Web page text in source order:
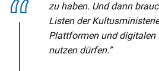
zu haben. Und dann
Listen der
Plattformen und digitalen
nutzen dürfen.”